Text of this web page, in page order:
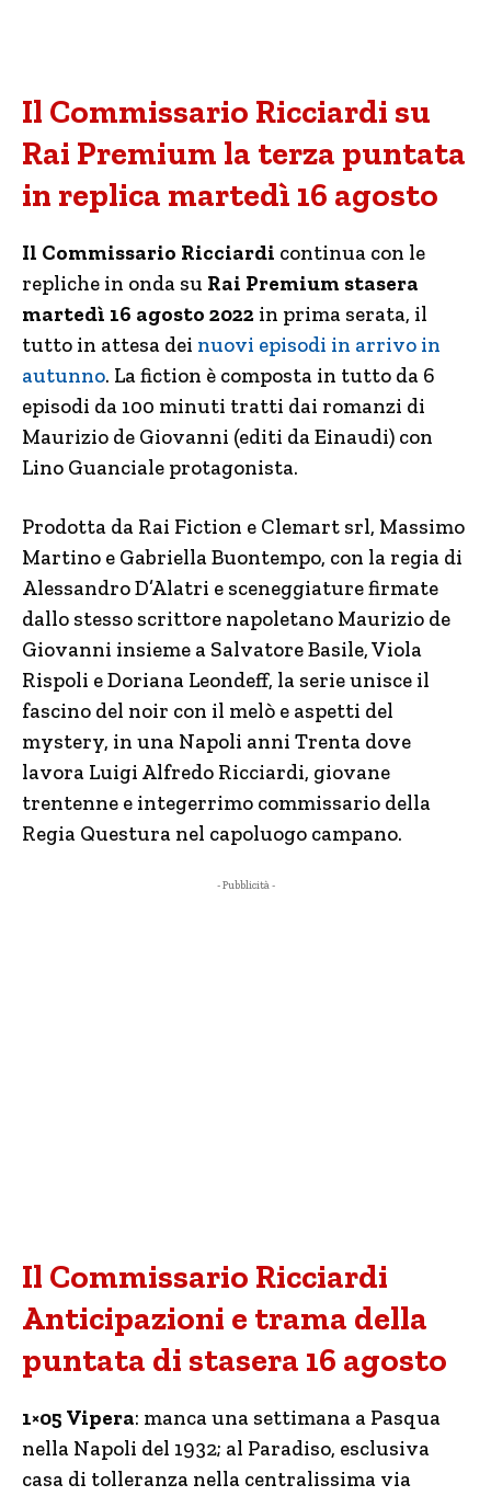
Il Commissario Ricciardi su
Rai Premium la terza puntata
in replica martedì 16 agosto
Il Commissario Ricciardi continua con le
repliche in onda su Rai Premium stasera
martedì 16 agosto 2022 in prima serata, il
tutto in attesa dei nuovi episodi in arrivo in
autunno. La fiction è composta in tutto da 6
episodi da 100 minuti tratti dai romanzi di
Maurizio de Giovanni (editi da Einaudi) con
Lino Guanciale protagonista.
Prodotta da Rai Fiction e Clemart srl, Massimo
Martino e Gabriella Buontempo, con la regia di
Alessandro D’Alatri e sceneggiature firmate
dallo stesso scrittore napoletano Maurizio de
Giovanni insieme a Salvatore Basile, Viola
Rispoli e Doriana Leondeff, la serie unisce il
fascino del noir con il melò e aspetti del
mystery, in una Napoli anni Trenta dove
lavora Luigi Alfredo Ricciardi, giovane
trentenne e integerrimo commissario della
Regia Questura nel capoluogo campano.
- Pubblicità -
Il Commissario Ricciardi
Anticipazioni e trama della
puntata di stasera 16 agosto
1×05 Vipera: manca una settimana a Pasqua
nella Napoli del 1932; al Paradiso, esclusiva
casa di tolleranza nella centralissima via